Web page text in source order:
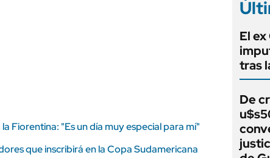
Fiorentina: "Es un día muy especial para mí"
que inscribirá en la Copa Sudamericana
El
tras
De